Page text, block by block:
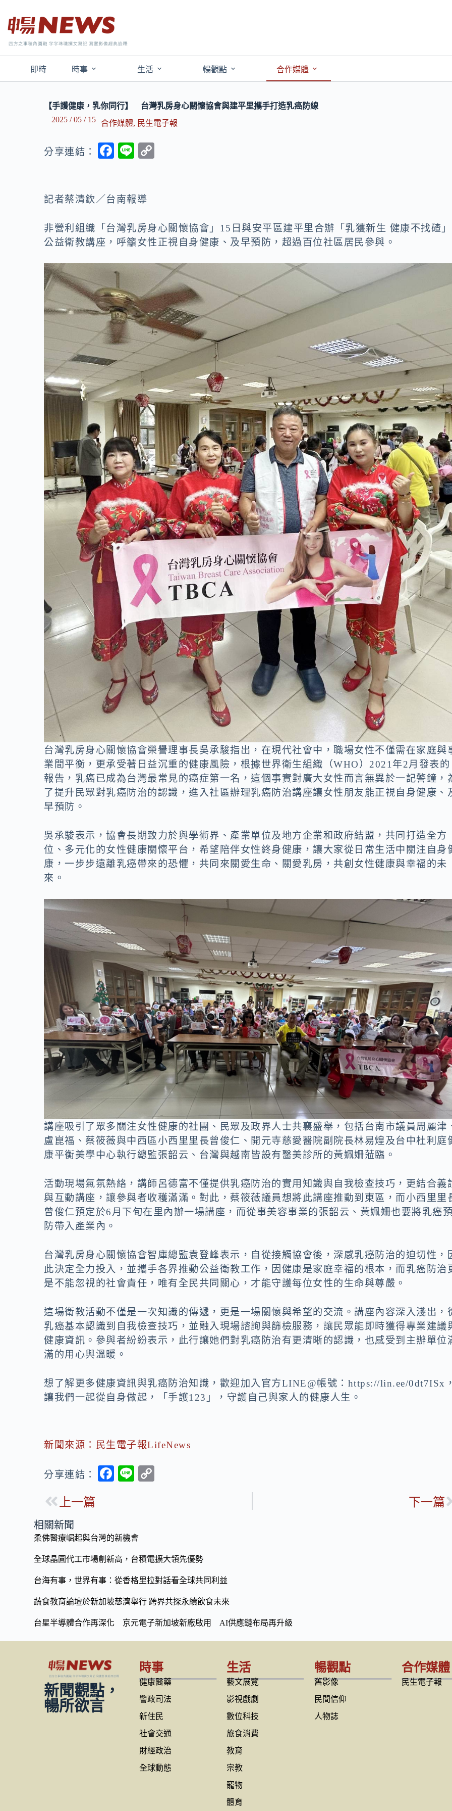
即時 時事 生活 暢觀點 合作媒體
【手護健康，乳你同行】 台灣乳房身心關懷協會與建平里攜手打造乳癌防線
2025 / 05 / 15
合作媒體, 民生電子報
分享連結：
F
b
o
k
Li
n
k
記者蔡清欽／台南報導
非營利組織「台灣乳房身心關懷協會」15日與安平區建平里合辦「乳獲新生 健康不找碴」
公益衛教講座，呼籲女性正視自身健康、及早預防，超過百位社區居民參與。
台灣乳房身心關懷協會榮譽理事長吳承駿指出，在現代社會中，職場女性不僅需在家庭與
業間平衡，更承受著日益沉重的健康風險，根據世界衛生組織（WHO）2021年2月發表的
報告，乳癌已成為台灣最常見的癌症第一名，這個事實對廣大女性而言無異於一記警鐘，
了提升民眾對乳癌防治的認識，進入社區辦理乳癌防治講座讓女性朋友能正視自身健康、
早預防。
吳承駿表示，協會長期致力於與學術界、產業單位及地方企業和政府結盟，共同打造全方
位、多元化的女性健康關懷平台，希望陪伴女性終身健康，讓大家從日常生活中關注自身
康，一步步遠離乳癌帶來的恐懼，共同來關愛生命、關愛乳房，共創女性健康與幸福的未
來。
講座吸引了眾多關注女性健康的社團、民眾及政界人士共襄盛舉，包括台南市議員周麗津
盧崑福、蔡筱薇與中西區小西里里長曾俊仁、開元寺慈愛醫院副院長林易煌及台中杜利庭
康平衡美學中心執行總監張韶云、台灣與越南皆設有醫美診所的黃姵姍蒞臨。
活動現場氣氛熱絡，講師呂德富不僅提供乳癌防治的實用知識與自我檢查技巧，更結合義
與互動講座，讓參與者收穫滿滿。對此，蔡筱薇議員想將此講座推動到東區，而小西里里
曾俊仁預定於6月下旬在里內辦一場講座，而從事美容事業的張韶云、黃姵姍也要將乳癌
防帶入產業內。
台灣乳房身心關懷協會智庫總監袁登峰表示，自從接觸協會後，深感乳癌防治的迫切性，
此決定全力投入，並攜手各界推動公益衛教工作，因健康是家庭幸福的根本，而乳癌防治
是不能忽視的社會責任，唯有全民共同關心，才能守護每位女性的生命與尊嚴。
這場衛教活動不僅是一次知識的傳遞，更是一場關懷與希望的交流。講座內容深入淺出，
乳癌基本認識到自我檢查技巧，並融入現場諮詢與篩檢服務，讓民眾能即時獲得專業建議
健康資訊。參與者紛紛表示，此行讓她們對乳癌防治有更清晰的認識，也感受到主辦單位
滿的用心與溫暖。
想了解更多健康資訊與乳癌防治知識，歡迎加入官方LINE@帳號：https://lin.ee/0dt7ISx
讓我們一起從自身做起，「手護123」，守護自己與家人的健康人生。
新聞來源：民生電子報LifeNews
分享連結：
F
o
o
Li
n
上一篇 下一篇
相關新聞
柔佛醫療崛起與台灣的新機會
全球晶圓代工市場創新高，台積電擴大領先優勢
台海有事，世界有事：從香格里拉對話看全球共同利益
蔬食教育論壇於新加坡慈濟舉行 跨界共探永續飲食未來
台星半導體合作再深化 京元電子新加坡新廠啟用 AI供應鏈布局再升級
新聞觀點，
暢所欲言
時事
健康醫藥
警政司法
新住民
社會交通
財經政治
全球動態
生活
藝文展覽
影視戲劇
數位科技
旅食消費
教育
宗教
寵物
體育
暢觀點
舊影像
民間信仰
人物誌
合作媒體
民生電子報